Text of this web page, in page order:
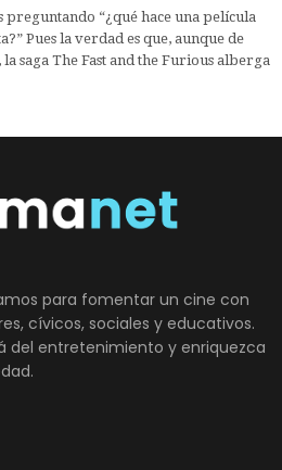
preguntando “¿qué hace una película
Pues la verdad es que, aunque de
saga The Fast and the Furious alberga
para fomentar un cine con
cívicos, sociales y educativos.
del entretenimiento y enriquezca